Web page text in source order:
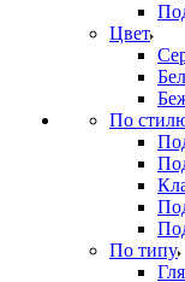
Цвет
По
По типу